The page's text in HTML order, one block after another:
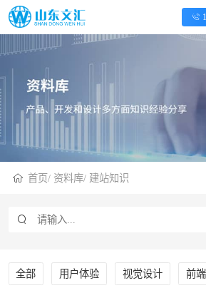
首页/ 资料库/ 建站知识
全部 用户体验 视觉设计 前